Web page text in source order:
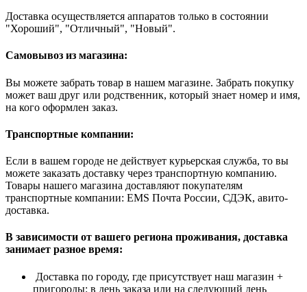
Доставка осуществляется аппаратов только в состоянии
"Хороший", "Отличный", "Новый".
Самовывоз из магазина:
Вы можете забрать товар в нашем магазине. Забрать покупку
может ваш друг или родственник, который знает номер и имя,
на кого оформлен заказ.
Транспортные компании:
Если в вашем городе не действует курьерская служба, то вы
можете заказать доставку через транспортную компанию.
Товары нашего магазина доставляют покупателям
транспортные компании: EMS Почта России, СДЭК, авито-
доставка.
В зависимости от вашего региона проживания, доставка
занимает разное время:
Доставка по городу, где присутствует наш магазин +
пригороды: в день заказа или на следующий день